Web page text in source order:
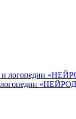
логопедии